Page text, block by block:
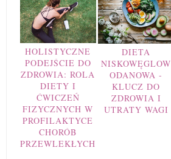
HOLISTYCZNE
PODEJŚCIE DO
ZDROWIA: ROLA
DIETY I
ĆWICZEŃ
FIZYCZNYCH W
PROFILAKTYCE
CHORÓB
PRZEWLEKŁYCH
DIETA
NISKOWĘGLOW
ODANOWA -
KLUCZ DO
ZDROWIA I
UTRATY WAGI